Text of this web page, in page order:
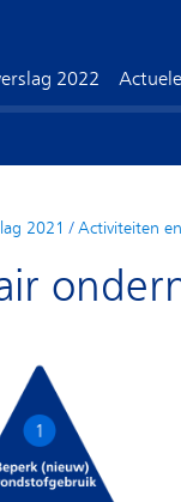
2022
2021 / Activiteiten